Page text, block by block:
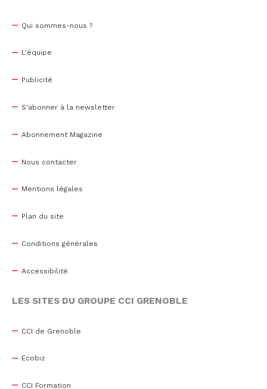
Qui sommes-nous ?
L'équipe
Publicité
S'abonner à la newsletter
Abonnement Magazine
Nous contacter
Mentions légales
Plan du site
Conditions générales
Accessibilité
LES SITES DU GROUPE CCI GRENOBLE
CCI de Grenoble
Ecobiz
CCI Formation